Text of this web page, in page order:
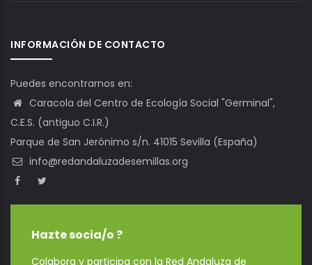
INFORMACIÓN DE CONTACTO
Puedes encontrarnos en:
Caracola del Centro de Ecología Social "Germinal",
C.E.S. (antiguo C.I.R.)
Parque de San Jerónimo s/n. 41015 Sevilla (España)
info@redandaluzadesemillas.org
Hazte socia/o ?
Colabora y participa con la Red Andaluza de